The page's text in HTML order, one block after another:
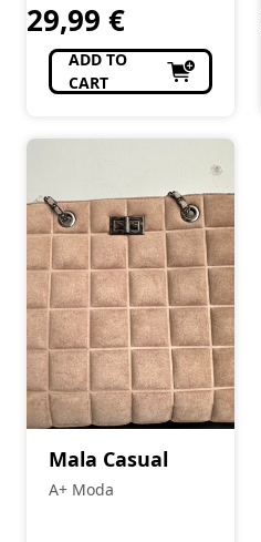
29,99 €
ADD TO
CART
Mala Casual
A+ Moda